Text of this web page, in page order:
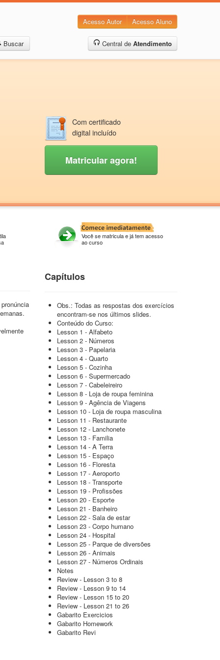
Acesso Autor Acesso Aluno
Buscar Central de Atendimento
Com certificado
digital incluído
Matricular agora!
Você se matricula e já tem acesso
ao curso
Capítulos
Obs.: Todas as respostas dos exercícios
encontram-se nos últimos slides.
Conteúdo do Curso:
Lesson 1 - Alfabeto
Lesson 2 - Números
Lesson 3 - Papelaria
Lesson 4 - Quarto
Lesson 5 - Cozinha
Lesson 6 - Supermercado
Lesson 7 - Cabeleireiro
Lesson 8 - Loja de roupa feminina
Lesson 9 - Agência de Viagens
Lesson 10 - Loja de roupa masculina
Lesson 11 - Restaurante
Lesson 12 - Lanchonete
Lesson 13 - Familia
Lesson 14 - A Terra
Lesson 15 - Espaço
Lesson 16 - Floresta
Lesson 17 - Aeroporto
Lesson 18 - Transporte
Lesson 19 - Profissões
Lesson 20 - Esporte
Lesson 21 - Banheiro
Lesson 22 - Sala de estar
Lesson 23 - Corpo humano
Lesson 24 - Hospital
Lesson 25 - Parque de diversões
Lesson 26 - Animais
Lesson 27 - Números Ordinais
Notes
Review - Lesson 3 to 8
Review - Lesson 9 to 14
Review - Lesson 15 to 20
Review - Lesson 21 to 26
Gabarito Exercicios
Gabarito Homework
Gabarito Revi